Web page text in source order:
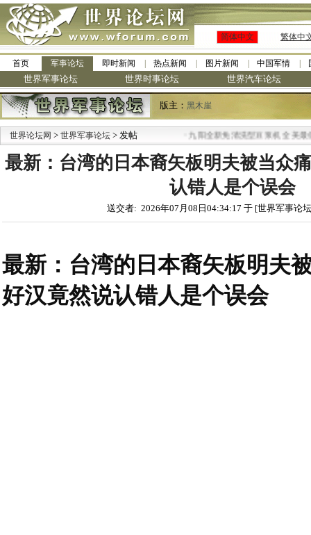
简体中文 繁体中
首页 军事论坛 即时新闻 热点新闻 图片新闻 中国军情
世界军事论坛 世界时事论坛 世界汽车论坛
版主： 黑木崖
世界论坛网 > 世界军事论坛 > 发帖 九阳全新免清洗型豆浆机 全美最低
最新：台湾的日本裔矢板明夫被当众
认错人是个误会
送交者: 2026年07月08日04:34:17 于 [世界军事论
最新：台湾的日本裔矢板明夫
好汉竟然说认错人是个误会